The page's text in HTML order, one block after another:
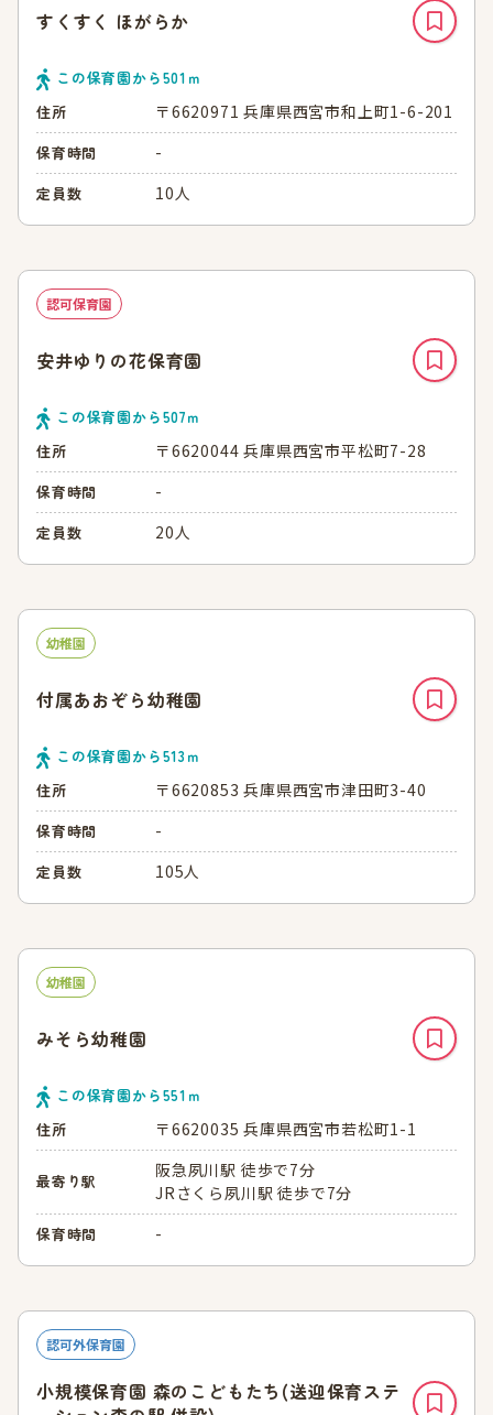
すくすく ほがらか
この保育園から501 ｍ
住所
〒6620971 兵庫県西宮市和上町1-6-201
保育時間 -
定員数 10人
認可保育園
安井ゆりの花保育園
この保育園から507ｍ
住所
〒6620044 兵庫県西宮市平松町7-28
保育時間 -
定員数 20人
幼稚園
付属あおぞら幼稚園
この保育園から513ｍ
住所
〒6620853 兵庫県西宮市津田町3-40
保育時間 -
定員数 105人
幼稚園
みそら幼稚園
この保育園から551 ｍ
住所
〒6620035 兵庫県西宮市若松町1-1
最寄り駅
阪急夙川駅 徒歩で7分
JRさくら夙川駅 徒歩で7分
保育時間 -
認可外保育園
小規模保育園 森のこどもたち(送迎保育ステ